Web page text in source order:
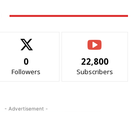
0
Followers
22,800
Subscribers
- Advertisement -